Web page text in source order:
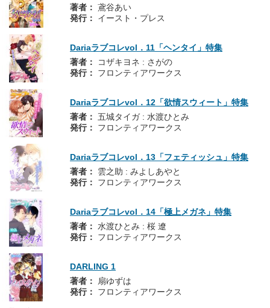
著者： 鳶谷あい
発行：
イースト・プレス
Dariaラブコレvol．11「ヘンタイ」特集
著者：
コザキヨネ : さがの
発行：
フロンティアワークス
Dariaラブコレvol．12「欲情スウィート」特集
著者： 五城タイガ : 水渡ひとみ
発行：
フロンティアワークス
Dariaラブコレvol．13「フェティッシュ」特集
著者：
雲之助 : みよしあやと
発行：
フロンティアワークス
Dariaラブコレvol．14「極上メガネ」特集
著者： 水渡ひとみ : 桜 遼
発行：
フロンティアワークス
DARLING 1
著者：
扇ゆずは
発行：
フロンティアワークス